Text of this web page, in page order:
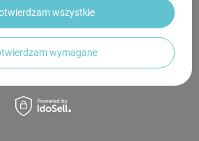
wymagane
wszystkie